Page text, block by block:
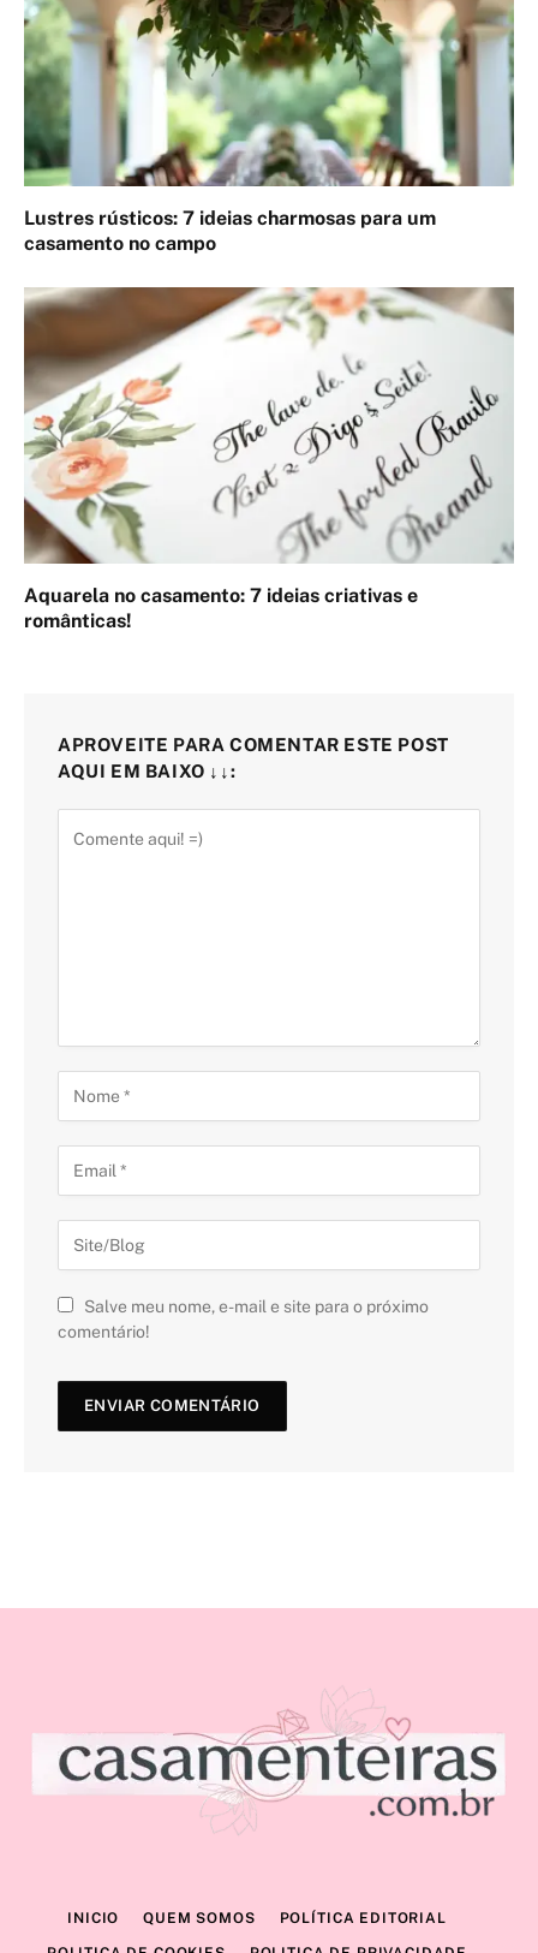
Lustres rústicos: 7 ideias charmosas para um
casamento no campo
Aquarela no casamento: 7 ideias criativas e
românticas!
APROVEITE PARA COMENTAR ESTE POST
AQUI EM BAIXO ↓↓:
Salve meu nome, e-mail e site para o próximo
comentário!
INICIO QUEM SOMOS POLÍTICA EDITORIAL